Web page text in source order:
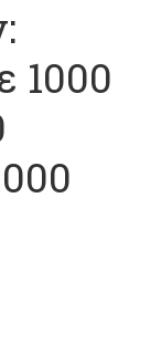
1000